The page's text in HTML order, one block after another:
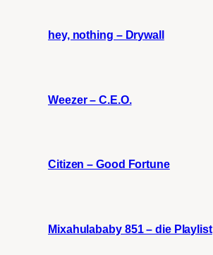
hey, nothing – Drywall
Weezer – C.E.O.
Citizen – Good Fortune
Mixahulababy 851 – die Playlist